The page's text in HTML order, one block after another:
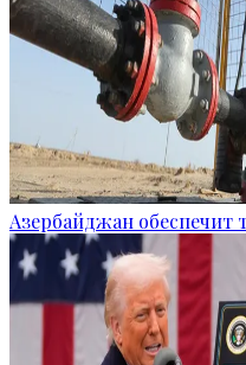
Азербайджан обеспечит